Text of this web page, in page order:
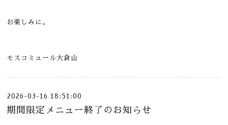
お楽しみに。
モスコミュール大倉山
2026-03-16 18:51:00
期間限定メニュー終了のお知らせ